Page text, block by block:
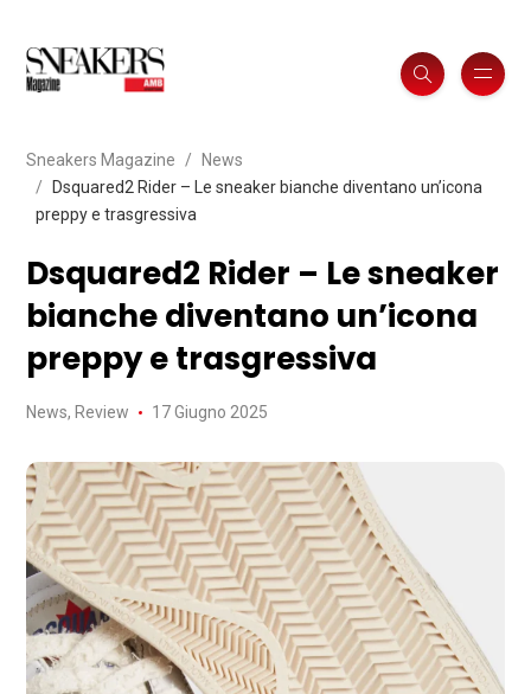
Sneakers Magazine
News
Dsquared2 Rider – Le sneaker bianche diventano un’icona
preppy e trasgressiva
Dsquared2 Rider – Le sneaker
bianche diventano un’icona
preppy e trasgressiva
News, Review 17 Giugno 2025